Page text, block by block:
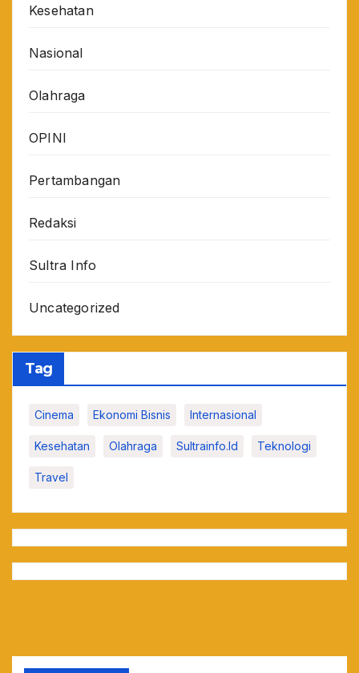
Kesehatan
Nasional
Olahraga
OPINI
Pertambangan
Redaksi
Sultra Info
Uncategorized
Tag
Cinema Ekonomi Bisnis Internasional
Kesehatan Olahraga Sultrainfo.id Teknologi
Travel